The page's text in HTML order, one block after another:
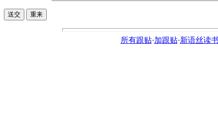
所有跟贴·加跟贴·新语丝读